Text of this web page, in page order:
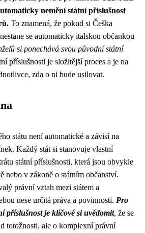
nemění státní příslušnost
To znamená, že pokud si Češka
se automaticky italskou občankou
si ponechává svou původní státní
příslušnosti je složitější proces a je na
zda o ni bude usilovat.
státu není automatické a závisí na
Každý stát si stanovuje vlastní
státní příslušnosti, která jsou obvykle
nebo v zákoně o státním občanství.
právní vztah mezi státem a
nese určitá práva a povinnosti. Pro
příslušnost je klíčové si uvědomit, že se
totožnosti, ale o komplexní právní